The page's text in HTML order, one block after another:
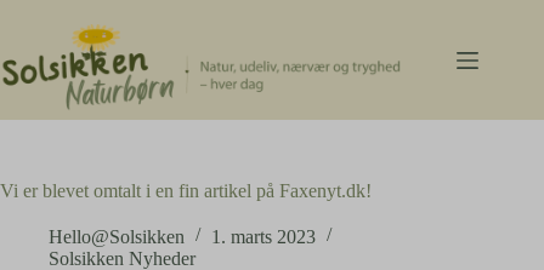
indhold
Vi er blevet omtalt i en fin artikel på Faxenyt.dk!
Hello@Solsikken
1. marts 2023
Solsikken Nyheder